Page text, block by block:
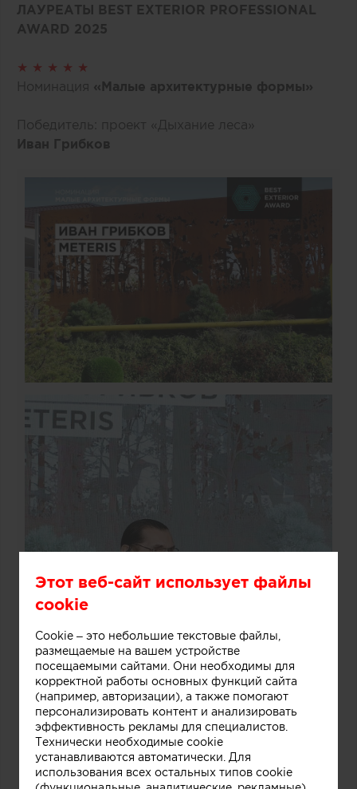
ЛАУРЕАТЫ BEST EXTERIOR PROFESSIONAL
AWARD 2025
★ ★ ★ ★ ★
Номинация «Малые архитектурные формы»
Победитель: проект «Дыхание леса»
Иван Грибков
Этот веб-сайт использует файлы
cookie
Cookie – это небольшие текстовые файлы,
размещаемые на вашем устройстве
посещаемыми сайтами. Они необходимы для
корректной работы основных функций сайта
(например, авторизации), а также помогают
персонализировать контент и анализировать
эффективность рекламы для специалистов.
Технически необходимые cookie
устанавливаются автоматически. Для
использования всех остальных типов cookie